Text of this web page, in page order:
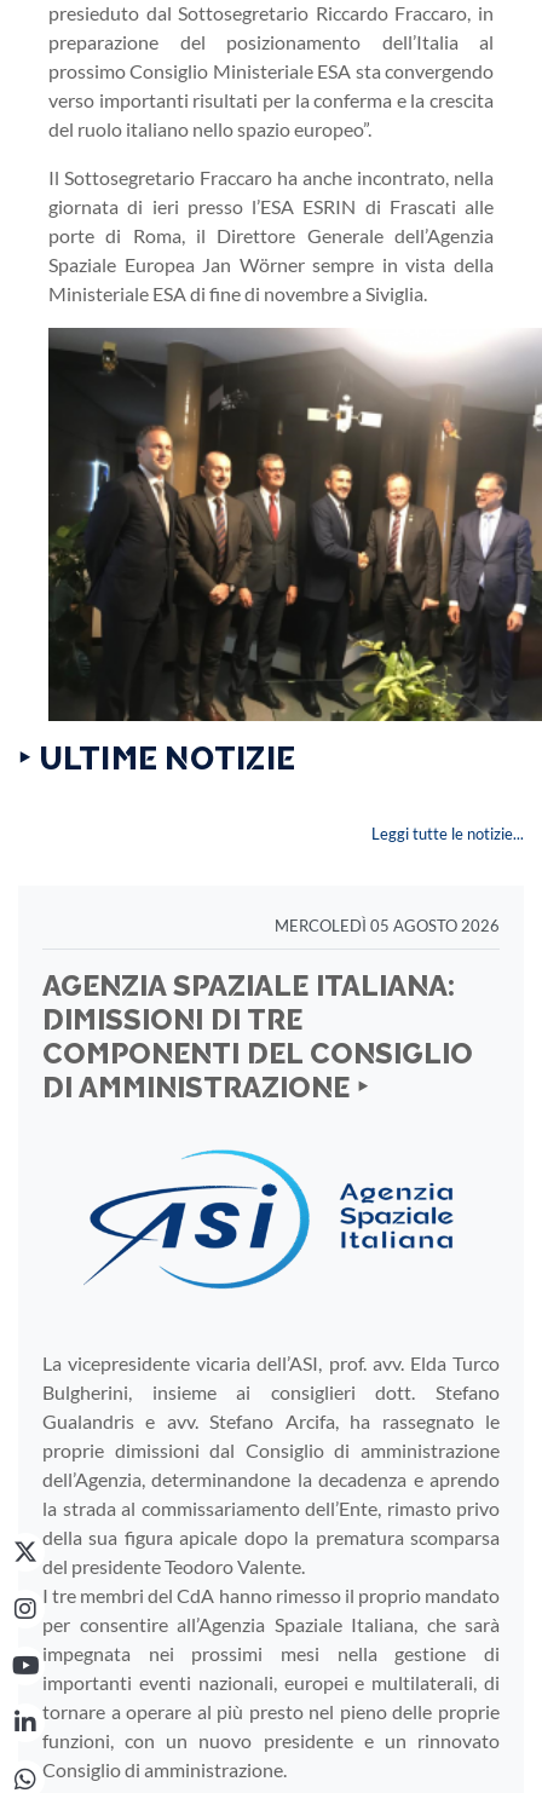
presieduto dal Sottosegretario Riccardo Fraccaro, in
preparazione del posizionamento dell’Italia al
prossimo Consiglio Ministeriale ESA sta convergendo
verso importanti risultati per la conferma e la crescita
del ruolo italiano nello spazio europeo”.
Il Sottosegretario Fraccaro ha anche incontrato, nella
giornata di ieri presso l’ESA ESRIN di Frascati alle
porte di Roma, il Direttore Generale dell’Agenzia
Spaziale Europea Jan Wörner sempre in vista della
Ministeriale ESA di fine di novembre a Siviglia.
‣ ULTIME NOTIZIE
Leggi tutte le notizie...
MERCOLEDÌ 05 AGOSTO 2026
AGENZIA SPAZIALE ITALIANA:
DIMISSIONI DI TRE
COMPONENTI DEL CONSIGLIO
DI AMMINISTRAZIONE ‣
La vicepresidente vicaria dell’ASI, prof. avv. Elda Turco
Bulgherini, insieme ai consiglieri dott. Stefano
Gualandris e avv. Stefano Arcifa, ha rassegnato le
proprie dimissioni dal Consiglio di amministrazione
dell’Agenzia, determinandone la decadenza e aprendo
la strada al commissariamento dell’Ente, rimasto privo
della sua figura apicale dopo la prematura scomparsa
del presidente Teodoro Valente.
I tre membri del CdA hanno rimesso il proprio mandato
per consentire all’Agenzia Spaziale Italiana, che sarà
impegnata nei prossimi mesi nella gestione di
importanti eventi nazionali, europei e multilaterali, di
tornare a operare al più presto nel pieno delle proprie
funzioni, con un nuovo presidente e un rinnovato
Consiglio di amministrazione.